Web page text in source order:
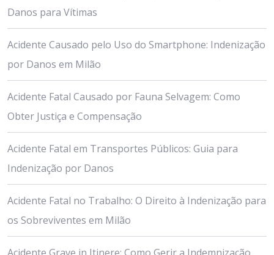
Danos para Vítimas
Acidente Causado pelo Uso do Smartphone: Indenização
por Danos em Milão
Acidente Fatal Causado por Fauna Selvagem: Como
Obter Justiça e Compensação
Acidente Fatal em Transportes Públicos: Guia para
Indenização por Danos
Acidente Fatal no Trabalho: O Direito à Indenização para
os Sobreviventes em Milão